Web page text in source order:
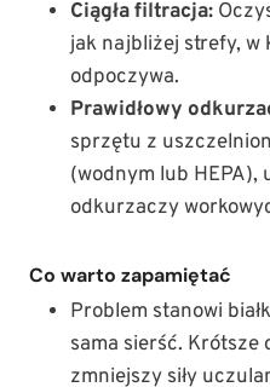
Ciągła filtracja:
jak najbliżej strefy, w
odpoczywa.
Prawidłowy
sprzętu z
(wodnym lub HEPA),
odkurzaczy
Co warto zapamiętać
Problem stanowi
sama sierść. Krótsze
zmniejszy siły